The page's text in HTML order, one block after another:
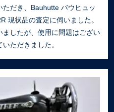
だき、Bauhutte バウヒュッ
現状品の査定に伺いました。
したが、使用に問題はござい
ただきました。